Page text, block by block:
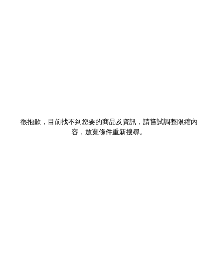
很抱歉，目前找不到您要的商品及資訊，請嘗試調整限縮內
容，放寬條件重新搜尋。